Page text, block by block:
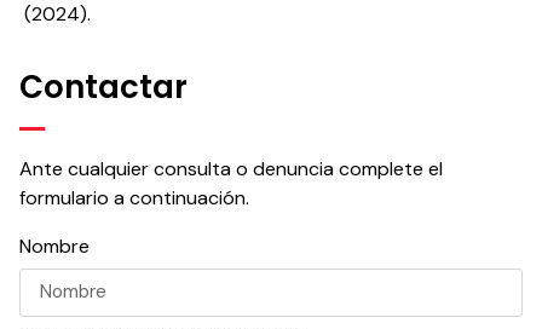
(2024).
Contactar
Ante cualquier consulta o denuncia complete el
formulario a continuación.
Nombre